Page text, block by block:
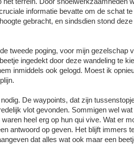
informatie bevatte om de schat
gebracht, en sindsdien stond
tweede poging, voor mijn gezelschap
ingedekt door deze wandeling te
inmiddels ook gelogd. Moest ik
De waypoints, dat zijn
vlot gevonden. Sommigen wel
heel erg op hun qui vive. Wat er
antwoord op geven. Het blijft immers
dat alles wat ook maar een